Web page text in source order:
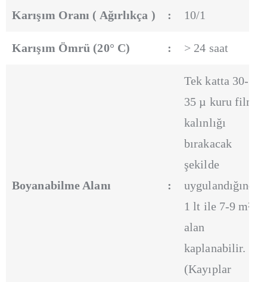
Karışım Oranı ( Ağırlıkça ) : 10/1
Karışım Ömrü (20° C) : > 24 saat
Boyanabilme Alanı :
Tek katta 30-
35 µ kuru film
kalınlığı
bırakacak
şekilde
uygulandığında
1 lt ile 7-9 m²
alan
kaplanabilir.
(Kayıplar